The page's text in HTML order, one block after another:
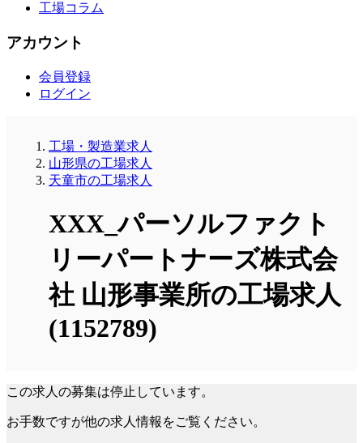
工場コラム
アカウント
会員登録
ログイン
工場・製造業求人
山形県の工場求人
天童市の工場求人
XXX_パーソルファクト
リーパートナーズ株式会
社 山形事業所の工場求人
(1152789)
この求人の募集は停止しています。
お手数ですが他の求人情報をご覧ください。